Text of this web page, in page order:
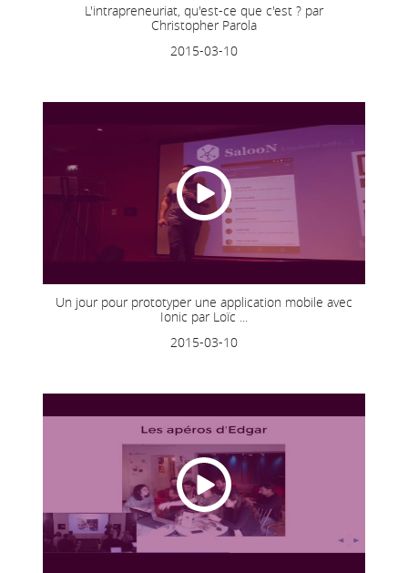
L'intrapreneuriat, qu'est-ce que c'est ? par
Christopher Parola
2015-03-10
Un jour pour prototyper une application mobile avec
Ionic par Loïc ...
2015-03-10